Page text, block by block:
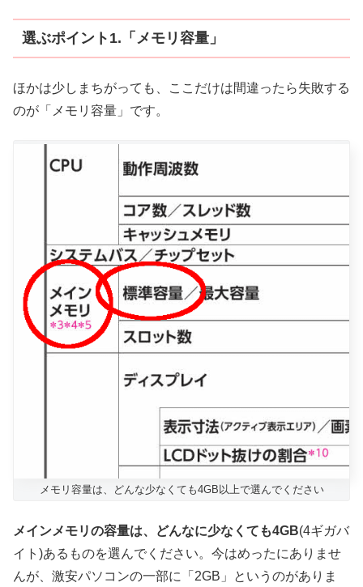
選ぶポイント1.「メモリ容量」
ほかは少しまちがっても、ここだけは間違ったら失敗する
のが「メモリ容量」です。
メモリ容量は、どんな少なくても4GB以上で選んでください
メインメモリの容量は、どんなに少なくても4GB(4ギガバ
イト)あるものを選んでください。今はめったにありませ
んが、激安パソコンの一部に「2GB」というのがありま